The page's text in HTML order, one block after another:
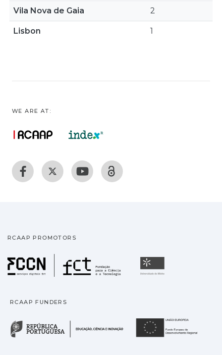
Vila Nova de Gaia 2
Lisbon 1
WE ARE AT:
RCAAP PROMOTORS
Fundação para a
RCAAP FUNDERS
República Portuguesa